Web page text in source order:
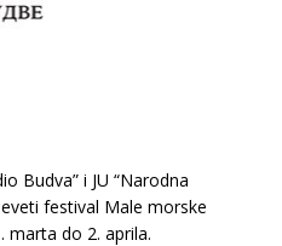
Budva” i JU “Narodna
festival Male morske
marta do 2. aprila.